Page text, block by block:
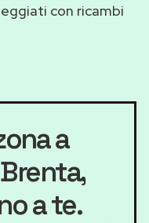
con ricambi
a
,
a te.